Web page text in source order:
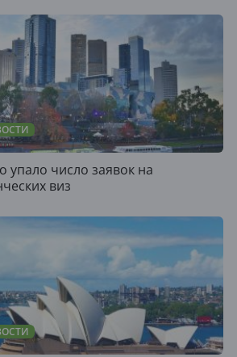
упало число заявок на
виз